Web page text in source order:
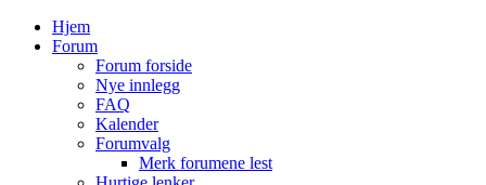
Hjem
Forum
Forum forside
Nye innlegg
FAQ
Kalender
Forumvalg
Merk forumene lest